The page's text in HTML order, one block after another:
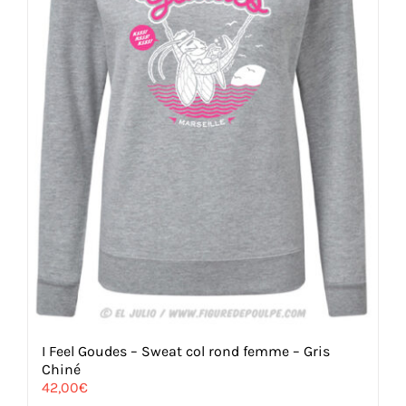
I Feel Goudes – Sweat col rond femme – Gris
Chiné
42,00€